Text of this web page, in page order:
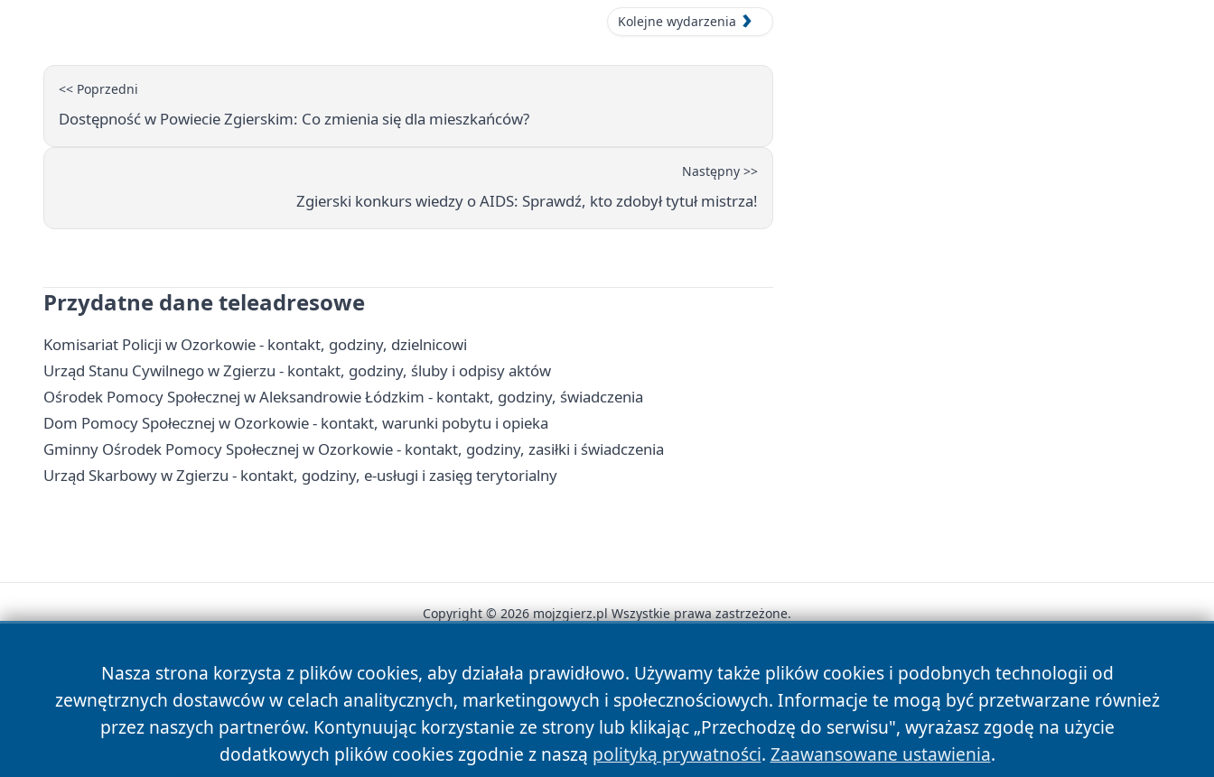
Kolejne wydarzenia
<< Poprzedni
Dostępność w Powiecie Zgierskim: Co zmienia się dla mieszkańców?
Następny >>
Zgierski konkurs wiedzy o AIDS: Sprawdź, kto zdobył tytuł mistrza!
Przydatne dane teleadresowe
Komisariat Policji w Ozorkowie - kontakt, godziny, dzielnicowi
Urząd Stanu Cywilnego w Zgierzu - kontakt, godziny, śluby i odpisy aktów
Ośrodek Pomocy Społecznej w Aleksandrowie Łódzkim - kontakt, godziny, świadczenia
Dom Pomocy Społecznej w Ozorkowie - kontakt, warunki pobytu i opieka
Gminny Ośrodek Pomocy Społecznej w Ozorkowie - kontakt, godziny, zasiłki i świadczenia
Urząd Skarbowy w Zgierzu - kontakt, godziny, e-usługi i zasięg terytorialny
Nasza strona korzysta z plików cookies, aby działała prawidłowo. Używamy także plików cookies i podobnych technologii od
zewnętrznych dostawców w celach analitycznych, marketingowych i społecznościowych. Informacje te mogą być przetwarzane również
przez naszych partnerów. Kontynuując korzystanie ze strony lub klikając „Przechodzę do serwisu", wyrażasz zgodę na użycie
dodatkowych plików cookies zgodnie z naszą polityką prywatności. Zaawansowane ustawienia.
Copyright © 2026 mojzgierz.pl Wszystkie prawa zastrzeżone.
News Autorzy Polityka Prywatności Polityka Cookies